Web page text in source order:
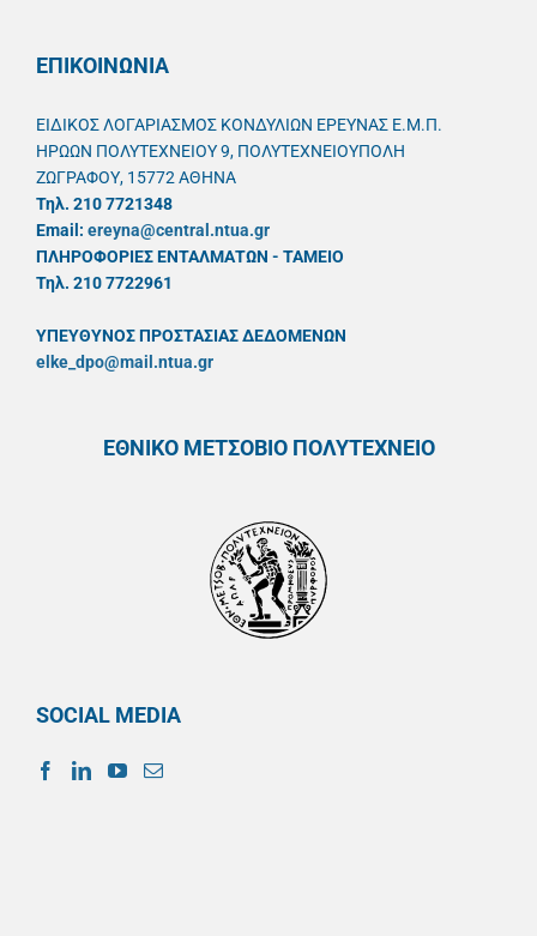
ΕΠΙΚΟΙΝΩΝΙΑ
ΕΙΔΙΚΟΣ ΛΟΓΑΡΙΑΣΜΟΣ ΚΟΝΔΥΛΙΩΝ ΕΡΕΥΝΑΣ Ε.Μ.Π.
ΗΡΩΩΝ ΠΟΛΥΤΕΧΝΕΙΟΥ 9, ΠΟΛΥΤΕΧΝΕΙΟΥΠΟΛΗ
ΖΩΓΡΑΦΟΥ, 15772 ΑΘΗΝΑ
Τηλ. 210 7721348
Email: ereyna@central.ntua.gr
ΠΛΗΡΟΦΟΡΙΕΣ ΕΝΤΑΛΜΑΤΩΝ - ΤΑΜΕΙΟ
Τηλ. 210 7722961
ΥΠΕΥΘYΝΟΣ ΠΡΟΣΤΑΣΙΑΣ ΔΕΔΟΜΕΝΩΝ
elke_dpo@mail.ntua.gr
ΕΘΝΙΚΟ ΜΕΤΣΟΒΙΟ ΠΟΛΥΤΕΧΝΕΙΟ
SOCIAL MEDIA